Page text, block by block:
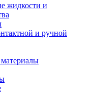
жидкости и
и ручной